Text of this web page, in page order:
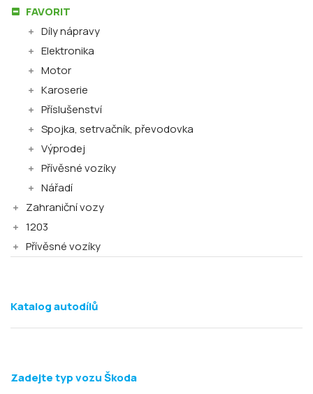
FAVORIT
Díly nápravy
Elektronika
Motor
Karoserie
Příslušenství
Spojka, setrvačník, převodovka
Výprodej
Přívěsné vozíky
Nářadí
Zahraniční vozy
1203
Přívěsné vozíky
Zadejte typ vozu Škoda
Katalog autodílů